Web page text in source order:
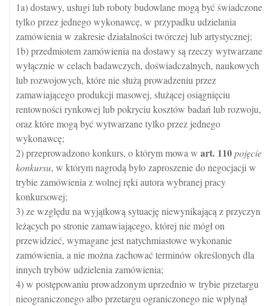
1a) dostawy, usługi lub roboty budowlane mogą być świadczone
tylko przez jednego wykonawcę, w przypadku udzielania
zamówienia w zakresie działalności twórczej lub artystycznej;
1b) przedmiotem zamówienia na dostawy są rzeczy wytwarzane
wyłącznie w celach badawczych, doświadczalnych, naukowych
lub rozwojowych, które nie służą prowadzeniu przez
zamawiającego produkcji masowej, służącej osiągnięciu
rentowności rynkowej lub pokryciu kosztów badań lub rozwoju,
oraz które mogą być wytwarzane tylko przez jednego
wykonawcę;
2) przeprowadzono konkurs, o którym mowa w art. 110pojęcie
konkursu, w którym nagrodą było zaproszenie do negocjacji w
trybie zamówienia z wolnej ręki autora wybranej pracy
konkursowej;
3) ze względu na wyjątkową sytuację niewynikającą z przyczyn
leżących po stronie zamawiającego, której nie mógł on
przewidzieć, wymagane jest natychmiastowe wykonanie
zamówienia, a nie można zachować terminów określonych dla
innych trybów udzielenia zamówienia;
4) w postępowaniu prowadzonym uprzednio w trybie przetargu
nieograniczonego albo przetargu ograniczonego nie wpłynął